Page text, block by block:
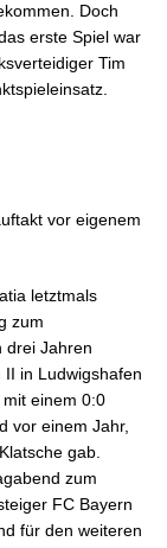
Doch
erste Spiel war
Tim
vor eigenem
letztmals
zum
drei Jahren
in Ludwigshafen
einem 0:0
vor einem Jahr,
gab.
zum
FC Bayern
für den weiteren